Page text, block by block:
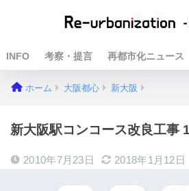
INFO 考察・提言 再都市化ニュース
ホーム 大阪都心 新大阪
新大阪駅コンコース改良工事
2010年7月23日 2018年1月12日